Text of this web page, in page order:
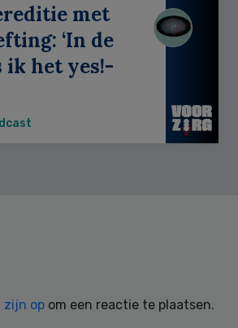
met
‘In de
ik het yes!-
zijn op om een reactie te plaatsen.